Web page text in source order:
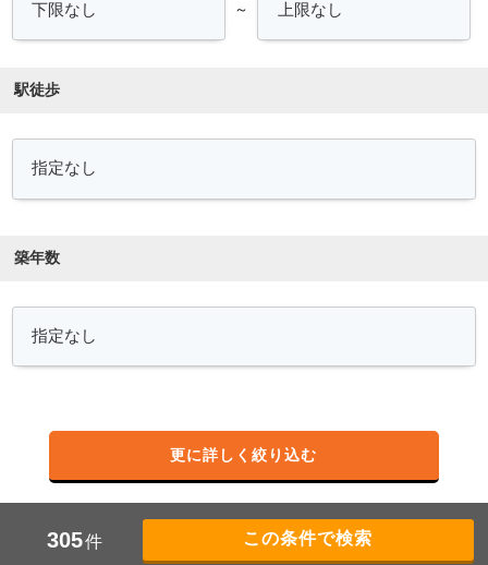
～
駅徒歩
築年数
更に詳しく絞り込む
305件